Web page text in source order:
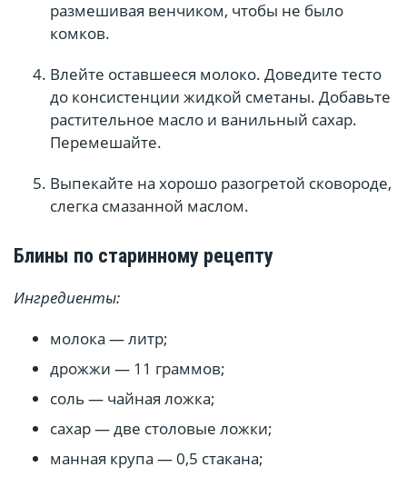
размешивая венчиком, чтобы не было
комков.
Влейте оставшееся молоко. Доведите тесто
до консистенции жидкой сметаны. Добавьте
растительное масло и ванильный сахар.
Перемешайте.
Выпекайте на хорошо разогретой сковороде,
слегка смазанной маслом.
Блины по старинному рецепту
Ингредиенты:
молока — литр;
дрожжи — 11 граммов;
соль — чайная ложка;
сахар — две столовые ложки;
манная крупа — 0,5 стакана;